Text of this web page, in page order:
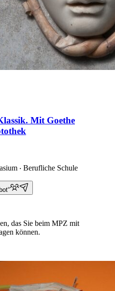
Mit Goethe
‧ Berufliche Schule
das Sie beim MPZ mit
können.